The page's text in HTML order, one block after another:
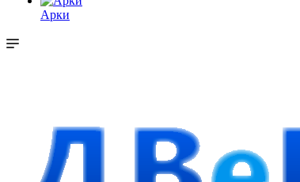
Арки